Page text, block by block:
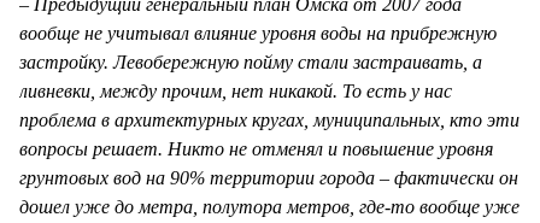
вообще не учитывал влияние уровня воды на прибрежную
застройку. Левобережную пойму стали застраивать, а
ливневки, между прочим, нет никакой. То есть у нас
проблема в архитектурных кругах, муниципальных, кто эти
вопросы решает. Никто не отменял и повышение уровня
грунтовых вод на 90% территории города – фактически он
дошел уже до метра, полутора метров, где-то вообще уже